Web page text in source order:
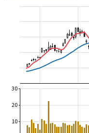
10
20
30